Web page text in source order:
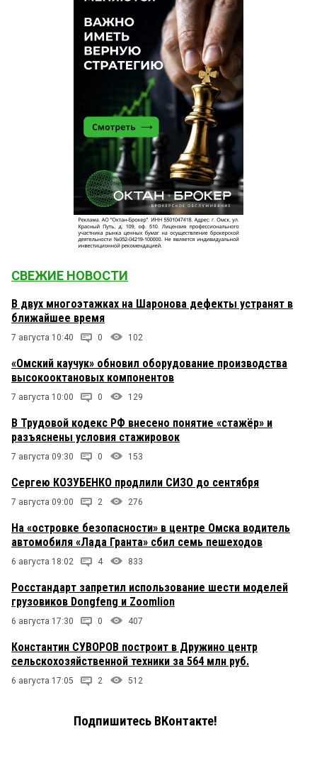
СВЕЖИЕ НОВОСТИ
В двух многоэтажках на Шаронова дефекты устранят в
ближайшее время
7 августа 10:40 0 102
«Омский каучук» обновил оборудование производства
высокооктановых компонентов
7 августа 10:00 0 129
В Трудовой кодекс РФ внесено понятие «стажёр» и
разъяснены условия стажировок
7 августа 09:30 0 153
Сергею КОЗУБЕНКО продлили СИЗО до сентября
7 августа 09:00 2 276
На «островке безопасности» в центре Омска водитель
автомобиля «Лада Гранта» сбил семь пешеходов
6 августа 18:02 4 833
Росстандарт запретил использование шести моделей
грузовиков Dongfeng и Zoomlion
6 августа 17:30 0 407
Константин СУВОРОВ построит в Дружино центр
сельскохозяйственной техники за 564 млн руб.
6 августа 17:05 2 512
Подпишитесь ВКонтакте!